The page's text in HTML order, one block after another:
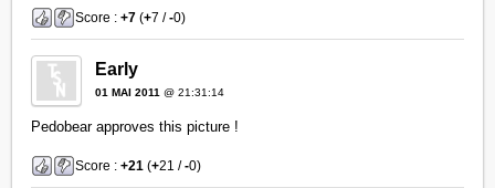
Score :+7 (+7 /-0)
Early
01 MAI 2011 @ 21:31:14
Pedobear approves this picture !
Score :+21 (+21 /-0)